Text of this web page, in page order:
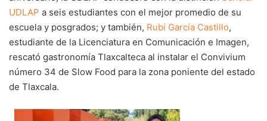
UDLAP a seis estudiantes con el mejor promedio de su
escuela y posgrados; y también, Rubí García Castillo,
estudiante de la Licenciatura en Comunicación e Imagen,
rescató gastronomía Tlaxcalteca al instalar el Convivium
número 34 de Slow Food para la zona poniente del estado
de Tlaxcala.